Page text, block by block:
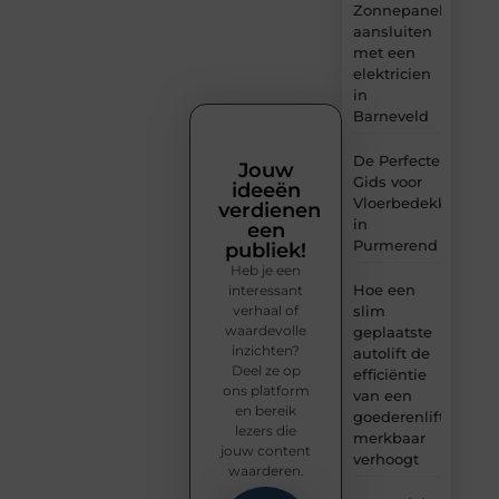
Zonnepanelen
aansluiten
met een
elektricien
in
Barneveld
De Perfecte
Gids voor
Vloerbedekking
in
Purmerend
Hoe een
slim
geplaatste
autolift de
efficiëntie
van een
goederenlift
merkbaar
verhoogt
Jouw
ideeën
verdienen
een
publiek!
Heb je een
interessant
verhaal of
waardevolle
inzichten?
Deel ze op
ons platform
en bereik
lezers die
jouw content
waarderen.